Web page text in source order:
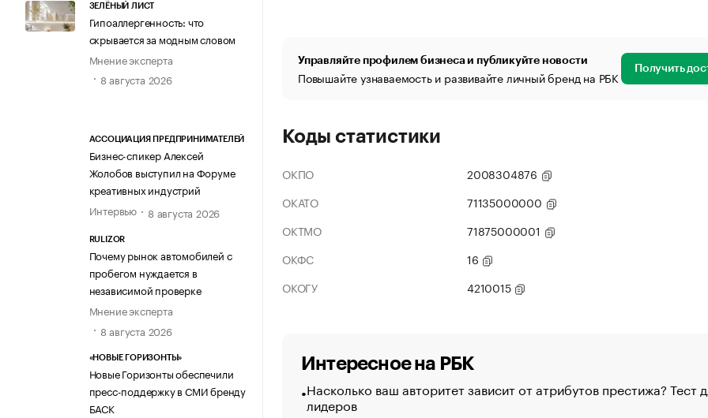
ЗЕЛЁНЫЙ ЛИСТ
Гипоаллергенность: что
скрывается за модным словом
Мнение эксперта
8 августа 2026
АССОЦИАЦИЯ ПРЕДПРИНИМАТЕЛЕЙ
Бизнес-спикер Алексей
Жолобов выступил на Форуме
креативных индустрий
Интервью
8 августа 2026
RULIZOR
Почему рынок автомобилей с
пробегом нуждается в
независимой проверке
Мнение эксперта
8 августа 2026
«НОВЫЕ ГОРИЗОНТЫ»
Новые Горизонты обеспечили
пресс-поддержку в СМИ бренду
БАСК
Управляйте профилем бизнеса и публикуйте новости
Повышайте узнаваемость и развивайте личный бренд на РБК Получить
Коды статистики
ОКПО
2008304876
ОКАТО
71135000000
ОКТМО
71875000001
ОКФС
16
ОКОГУ
4210015
Интересное на РБК
Насколько ваш авторитет зависит от атрибутов престижа? Тест
лидеров